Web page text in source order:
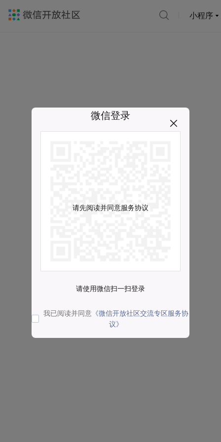
小程序
微信登录
请先阅读并同意服务协议
请使用微信扫一扫登录
我已阅读并同意 《微信开放社区交流专区服务协
议》